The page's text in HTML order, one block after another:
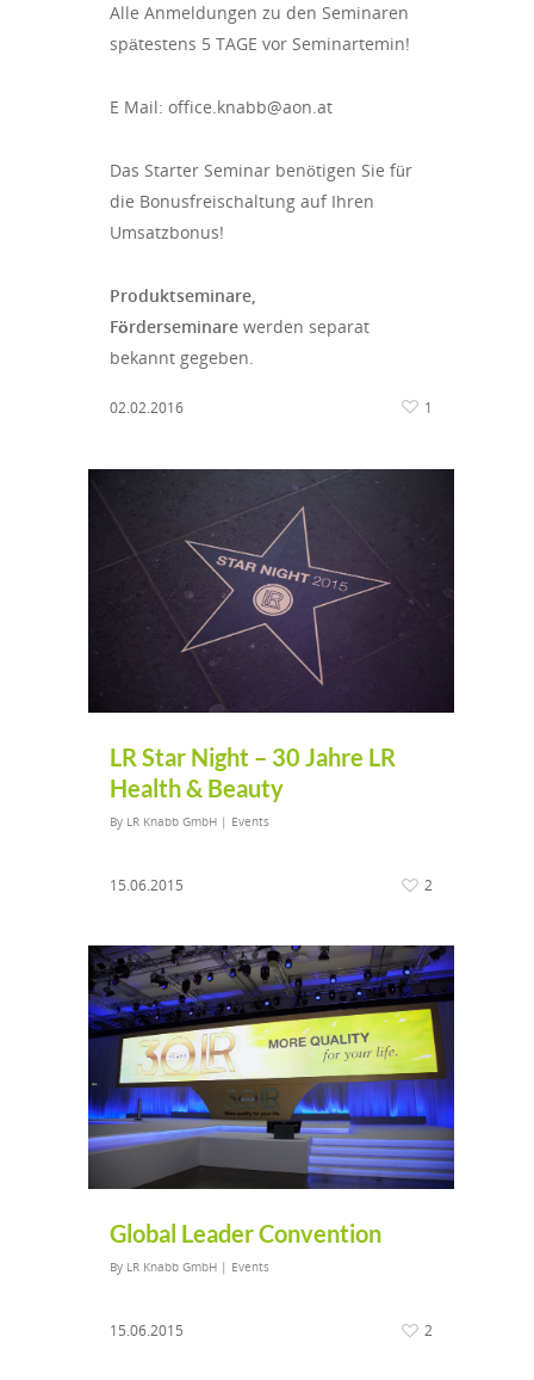
Alle Anmeldungen zu den Seminaren
spätestens 5 TAGE vor Seminartemin!
E Mail: office.knabb@aon.at
Das Starter Seminar benötigen Sie für
die Bonusfreischaltung auf Ihren
Umsatzbonus!
Produktseminare,
Förderseminare werden separat
bekannt gegeben.
02.02.2016 1
LR Star Night – 30 Jahre LR
Health & Beauty
By LR Knabb GmbH | Events
15.06.2015 2
Global Leader Convention
By LR Knabb GmbH | Events
15.06.2015 2